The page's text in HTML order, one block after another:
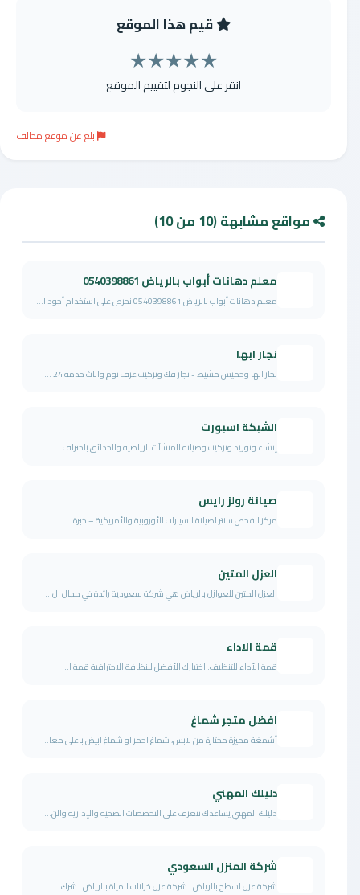
قيم هذا الموقع
★
★
★
★
★
انقر على النجوم لتقييم الموقع
بلغ عن موقع مخالف
مواقع مشابهة (10 من 10)
معلم دهانات أبواب بالرياض 0540398861
معلم دهانات أبواب بالرياض 0540398861 نحرص على استخدام أجود ا...
نجار ابها
نجار ابها وخميس مشيط - نجار فك وتركيب غرف نوم واثاث خدمة 24 ...
الشبكة اسبورت
إنشاء وتوريد وتركيب وصيانة المنشآت الرياضية والحدائق باحتراف...
صيانة رولز رايس
مركز الفحص سنتر لصيانة السيارات الأوروبية والأمريكية – خبرة ...
العزل المتين
العزل المتين للعوازل بالرياض هي شركة سعودية رائدة في مجال ال...
قمة الاداء
قمة الأداء للتنظيف: اختيارك الأفضل للنظافة الاحترافية قمة ا...
افضل متجر شماغ
أشمغة مميزة مختارة من لابس، شماغ احمر او شماغ ابيض باعلى معا...
دليلك المهني
دليلك المهني يساعدك تتعرف على التخصصات الصحية والإدارية والن...
شركة المنزل السعودي
شركة عزل اسطح بالرياض . شركة عزل خزانات المياة بالرياض . شرك...